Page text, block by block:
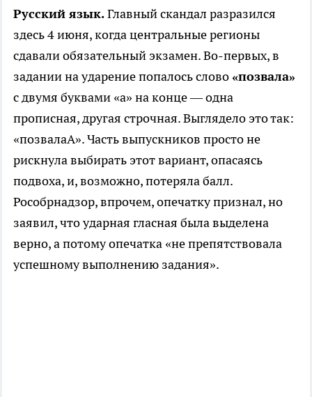
Русский язык.Главный скандал разразился
здесь 4 июня, когда центральные регионы
сдавали обязательный экзамен. Во-первых, в
задании на ударение попалось слово «позвала»
с двумя буквами «а» на конце — одна
прописная, другая строчная. Выглядело это так:
«позвалаА». Часть выпускников просто не
рискнула выбирать этот вариант, опасаясь
подвоха, и, возможно, потеряла балл.
Рособрнадзор, впрочем, опечатку признал, но
заявил, что ударная гласная была выделена
верно, а потому опечатка «не препятствовала
успешному выполнению задания».